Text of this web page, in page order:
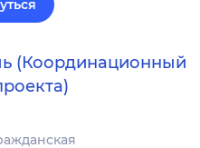
(Координационный